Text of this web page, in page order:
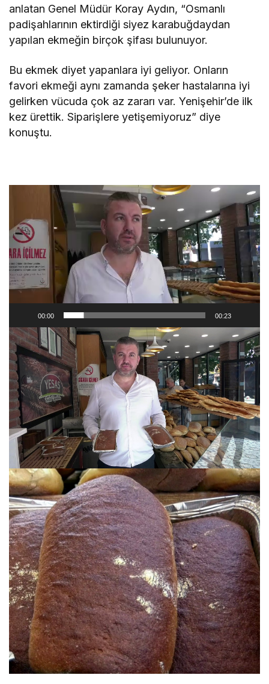
anlatan Genel Müdür Koray Aydın, “Osmanlı
padişahlarının ektirdiği siyez karabuğdaydan
yapılan ekmeğin birçok şifası bulunuyor.
Bu ekmek diyet yapanlara iyi geliyor. Onların
favori ekmeği aynı zamanda şeker hastalarına iyi
gelirken vücuda çok az zararı var. Yenişehir’de ilk
kez ürettik. Siparişlere yetişemiyoruz” diye
konuştu.
00:00 00:23